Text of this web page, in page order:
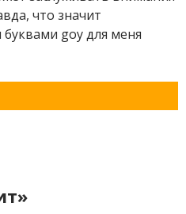
что значит
goy для меня